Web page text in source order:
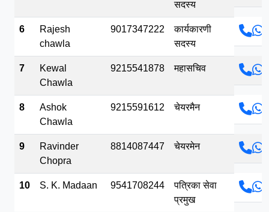
सदस्य
6
Rajesh
chawla
9017347222
कार्यकारणी
सदस्य
7
Kewal
Chawla
9215541878 महासचिव
8
Ashok
Chawla
9215591612 चेयरमैन
9
Ravinder
Chopra
8814087447 चेयरमेन
10 S. K. Madaan 9541708244
पत्रिका सेवा
प्रमुख